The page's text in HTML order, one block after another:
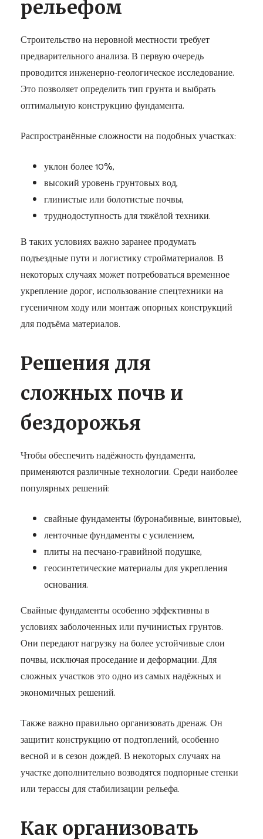
рельефом
Строительство на неровной местности требует
предварительного анализа. В первую очередь
проводится инженерно-геологическое исследование.
Это позволяет определить тип грунта и выбрать
оптимальную конструкцию фундамента.
Распространённые сложности на подобных участках:
уклон более 10%,
высокий уровень грунтовых вод,
глинистые или болотистые почвы,
труднодоступность для тяжёлой техники.
В таких условиях важно заранее продумать
подъездные пути и логистику стройматериалов. В
некоторых случаях может потребоваться временное
укрепление дорог, использование спецтехники на
гусеничном ходу или монтаж опорных конструкций
для подъёма материалов.
Решения для
сложных почв и
бездорожья
Чтобы обеспечить надёжность фундамента,
применяются различные технологии. Среди наиболее
популярных решений:
свайные фундаменты (буронабивные, винтовые),
ленточные фундаменты с усилением,
плиты на песчано-гравийной подушке,
геосинтетические материалы для укрепления
основания.
Свайные фундаменты особенно эффективны в
условиях заболоченных или пучинистых грунтов.
Они передают нагрузку на более устойчивые слои
почвы, исключая проседание и деформации. Для
сложных участков это одно из самых надёжных и
экономичных решений.
Также важно правильно организовать дренаж. Он
защитит конструкцию от подтоплений, особенно
весной и в сезон дождей. В некоторых случаях на
участке дополнительно возводятся подпорные стенки
или терассы для стабилизации рельефа.
Как организовать